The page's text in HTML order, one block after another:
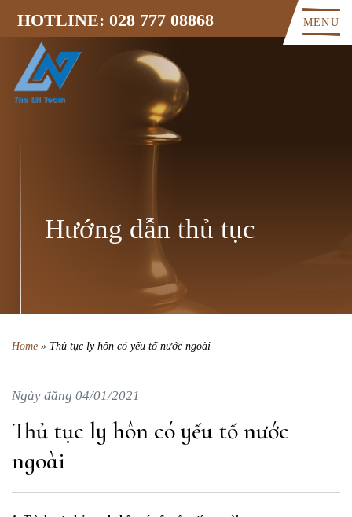
HOTLINE: 028 777 08868 MENU
Hướng dẫn thủ tục
Home » Thủ tục ly hôn có yếu tố nước ngoài
Ngày đăng 04/01/2021
Thủ tục ly hôn có yếu tố nước
ngoài